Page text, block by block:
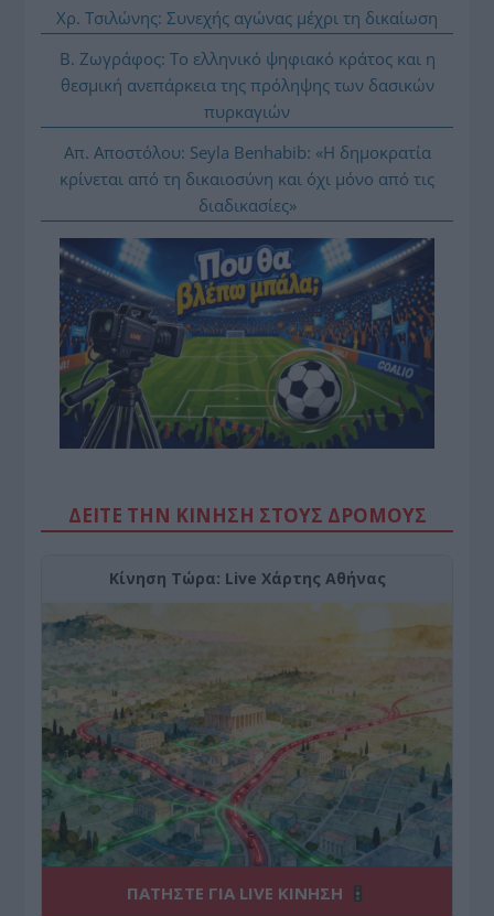
Χρ. Τσιλώνης: Συνεχής αγώνας μέχρι τη δικαίωση
Β. Ζωγράφος: Το ελληνικό ψηφιακό κράτος και η
θεσμική ανεπάρκεια της πρόληψης των δασικών
πυρκαγιών
Απ. Αποστόλου: Seyla Benhabib: «Η δημοκρατία
κρίνεται από τη δικαιοσύνη και όχι μόνο από τις
διαδικασίες»
ΔΕΙΤΕ ΤΗΝ ΚΙΝΗΣΗ ΣΤΟΥΣ ΔΡΌΜΟΥΣ
Κίνηση Τώρα: Live Χάρτης Αθήνας
ΠΑΤΗΣΤΕ ΓΙΑ LIVE ΚΙΝΗΣΗ